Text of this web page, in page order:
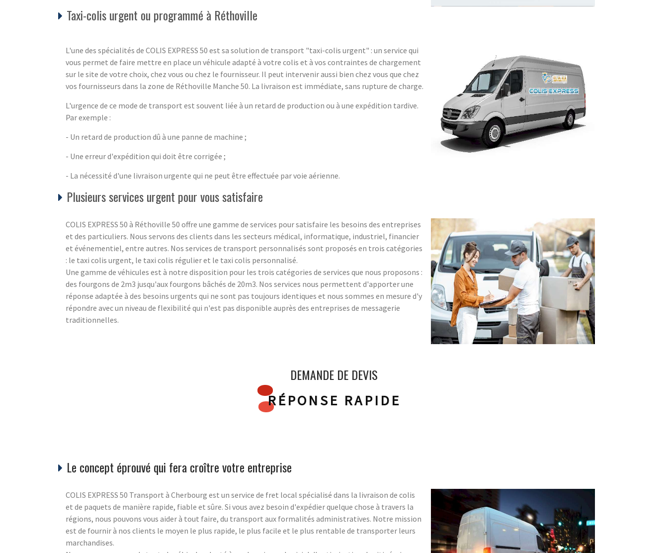
Taxi-colis urgent ou programmé à Réthoville
L'une des spécialités de COLIS EXPRESS 50 est sa solution de transport "taxi-colis urgent" : un service qui
vous permet de faire mettre en place un véhicule adapté à votre colis et à vos contraintes de chargement
sur le site de votre choix, chez vous ou chez le fournisseur. Il peut intervenir aussi bien chez vous que chez
vos fournisseurs dans la zone de Réthoville Manche 50. La livraison est immédiate, sans rupture de charge.
L'urgence de ce mode de transport est souvent liée à un retard de production ou à une expédition tardive.
Par exemple :
- Un retard de production dû à une panne de machine ;
- Une erreur d'expédition qui doit être corrigée ;
- La nécessité d'une livraison urgente qui ne peut être effectuée par voie aérienne.
Plusieurs services urgent pour vous satisfaire
COLIS EXPRESS 50 à Réthoville 50 offre une gamme de services pour satisfaire les besoins des entreprises
et des particuliers. Nous servons des clients dans les secteurs médical, informatique, industriel, financier
et événementiel, entre autres. Nos services de transport personnalisés sont proposés en trois catégories
: le taxi colis urgent, le taxi colis régulier et le taxi colis personnalisé.
Une gamme de véhicules est à notre disposition pour les trois catégories de services que nous proposons :
des fourgons de 2m3 jusqu'aux fourgons bâchés de 20m3. Nos services nous permettent d'apporter une
réponse adaptée à des besoins urgents qui ne sont pas toujours identiques et nous sommes en mesure d'y
répondre avec un niveau de flexibilité qui n'est pas disponible auprès des entreprises de messagerie
traditionnelles.
DEMANDE DE DEVIS
RÉPONSE RAPIDE
Le concept éprouvé qui fera croître votre entreprise
COLIS EXPRESS 50 Transport à Cherbourg est un service de fret local spécialisé dans la livraison de colis
et de paquets de manière rapide, fiable et sûre. Si vous avez besoin d'expédier quelque chose à travers la
régions, nous pouvons vous aider à tout faire, du transport aux formalités administratives. Notre mission
est de fournir à nos clients le moyen le plus rapide, le plus facile et le plus rentable de transporter leurs
marchandises.